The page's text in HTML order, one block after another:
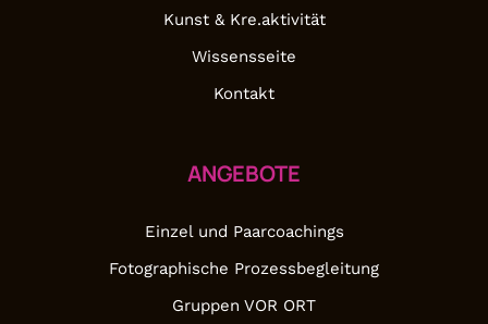
Kunst & Kre.aktivität
Wissensseite
Kontakt
ANGEBOTE
Einzel und Paarcoachings
Fotographische Prozessbegleitung
Gruppen VOR ORT